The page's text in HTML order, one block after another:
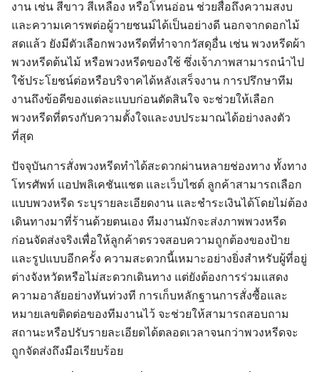
งาน เช่น สีขาว สีเหลือง หรือโทนอ่อน ช่วยสื่อถึงความสงบ
และความเคารพต่อผู้วายชนม์ได้เป็นอย่างดี นอกจากดอกไม้
สดแล้ว ยังมีตัวเลือกพวงหรีดที่ทำจากวัสดุอื่น เช่น พวงหรีดผ้า
พวงหรีดต้นไม้ หรือพวงหรีดของใช้ ซึ่งเจ้าภาพสามารถนำไป
ใช้ประโยชน์ต่อหรือบริจาคได้หลังเสร็จงาน การปรึกษาทีม
งานถึงข้อดีของแต่ละแบบก่อนตัดสินใจ จะช่วยให้เลือก
พวงหรีดที่ตรงกับความตั้งใจและงบประมาณได้อย่างลงตัว
ที่สุด
ปัจจุบันการสั่งพวงหรีดทำได้สะดวกผ่านหลายช่องทาง ทั้งทาง
โทรศัพท์ แอปพลิเคชันแชต และเว็บไซต์ ลูกค้าสามารถเลือก
แบบพวงหรีด ระบุรายละเอียดงาน และชำระเงินได้โดยไม่ต้อง
เดินทางมาที่ร้านด้วยตนเอง ทีมงานมักจะส่งภาพพวงหรีด
ก่อนจัดส่งจริงเพื่อให้ลูกค้าตรวจสอบความถูกต้องของป้าย
และรูปแบบอีกครั้ง ความสะดวกนี้เหมาะอย่างยิ่งสำหรับผู้ที่อยู่
ต่างจังหวัดหรือไม่สะดวกเดินทาง แต่ยังต้องการร่วมแสดง
ความอาลัยอย่างทันท่วงที การเก็บหลักฐานการสั่งซื้อและ
หมายเลขติดต่อของทีมงานไว้ จะช่วยให้สามารถสอบถาม
สถานะหรือปรับรายละเอียดได้ตลอดเวลาจนกว่าพวงหรีดจะ
ถูกจัดส่งถึงมือเรียบร้อย